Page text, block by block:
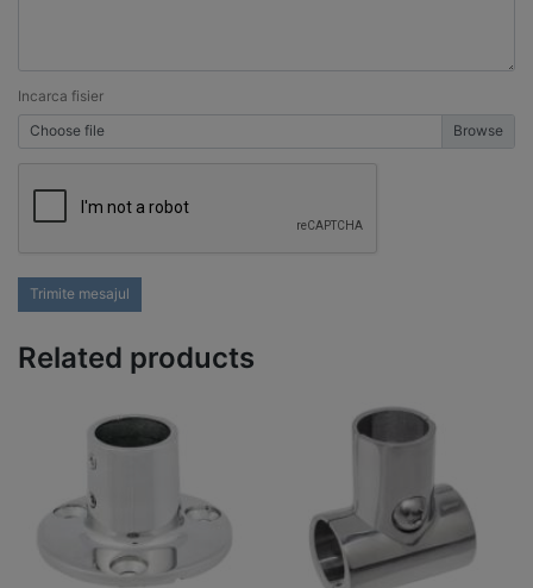
Incarca fisier
Choose file
Trimite mesajul
Related products